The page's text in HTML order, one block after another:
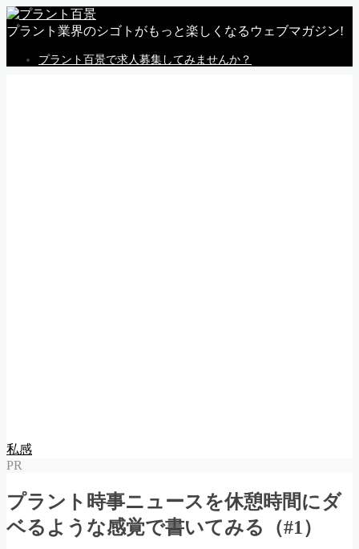
プラント業界のシゴトがもっと楽しくなるウェブマガジン!
プラント百景で求人募集してみませんか？
私感
PR
プラント時事ニュースを休憩時間にダ
ベるような感覚で書いてみる（#1）